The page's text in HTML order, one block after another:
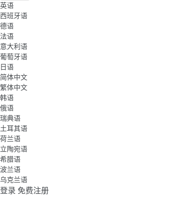
英语
西班牙语
德语
法语
意大利语
葡萄牙语
日语
简体中文
繁体中文
韩语
俄语
瑞典语
土耳其语
荷兰语
立陶宛语
希腊语
波兰语
乌克兰语
登录 免费注册